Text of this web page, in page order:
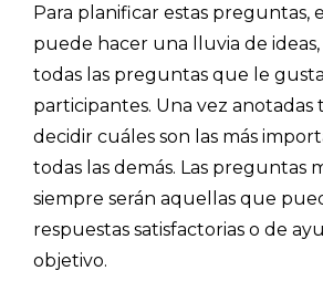
Explorar categorías:
- Artículos destacados
- Consejos para tu encuesta
- Encuesta.com
Para planificar estas preguntas,
puede hacer una lluvia de
todas las preguntas que le
participantes. Una vez anotadas
decidir cuáles son las más
todas las demás. Las preguntas
siempre serán aquellas que
respuestas satisfactorias o de
objetivo.